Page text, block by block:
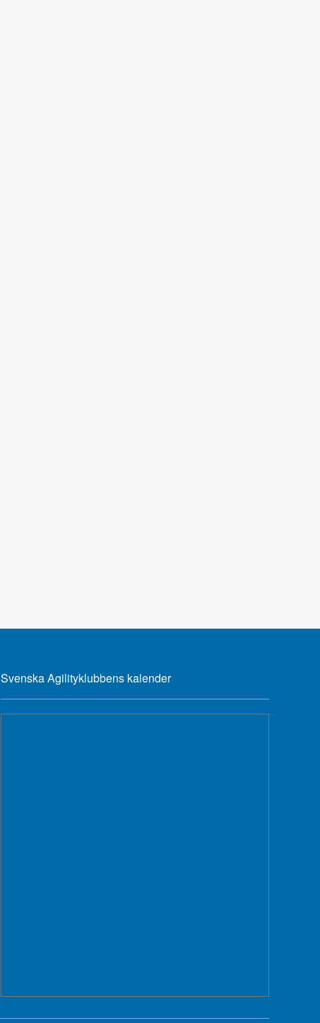
Svenska Agilityklubbens kalender